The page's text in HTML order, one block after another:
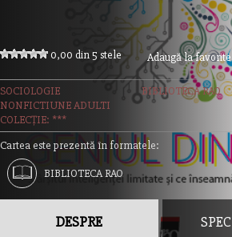
0,00 din 5 stele Adaugă la favorite
SOCIOLOGIE
BIBLIOTECA RAO
NONFICTIUNE ADULTI
COLECȚIE: ***
Cartea este prezentă în formatele:
BIBLIOTECA RAO
DESPRE